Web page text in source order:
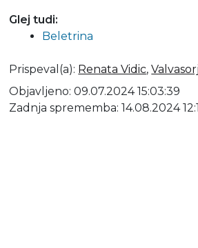
Glej tudi:
Beletrina
Prispeval(a): Renata Vidic,
Objavljeno: 09.07.2024 15:03:39
Zadnja sprememba: 14.08.2024